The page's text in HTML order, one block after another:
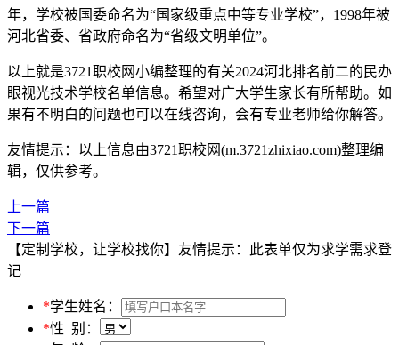
年，学校被国委命名为“国家级重点中等专业学校”，1998年被
河北省委、省政府命名为“省级文明单位”。
以上就是3721职校网小编整理的有关2024河北排名前二的民办
眼视光技术学校名单信息。希望对广大学生家长有所帮助。如
果有不明白的问题也可以在线咨询，会有专业老师给你解答。
友情提示：以上信息由3721职校网(m.3721zhixiao.com)整理编
辑，仅供参考。
上一篇
下一篇
【定制学校，让学校找你】友情提示：此表单仅为求学需求登
记
*学生姓名：
*性 别：